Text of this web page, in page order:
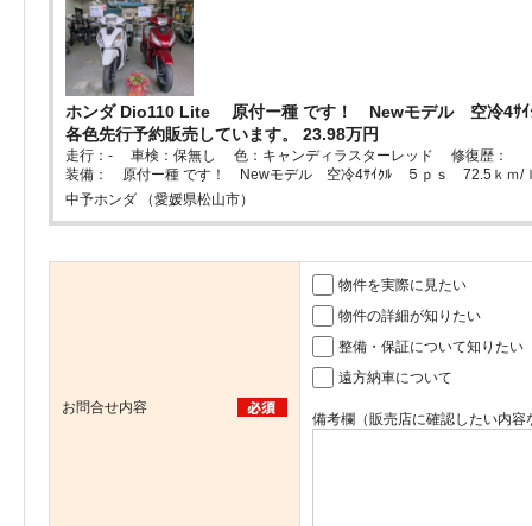
ホンダ Dio110 Lite 原付ー種 です！ Newモデル 空冷4
各色先行予約販売しています。 23.98万円
走行：- 車検：保無し 色：キャンディラスターレッド 修復歴：
装備： 原付ー種 です！ Newモデル 空冷4ｻｲｸﾙ ５ｐｓ 72.5ｋｍ/
中予ホンダ （愛媛県松山市）
お問合せ内容
物件を実際に見たい
物件の詳細が知りたい
整備・保証について知りたい
遠方納車について
備考欄（販売店に確認したい内